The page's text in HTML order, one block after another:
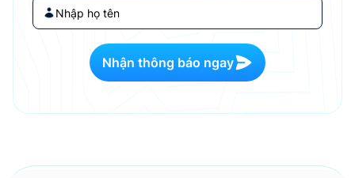
Nhận thông báo ngay